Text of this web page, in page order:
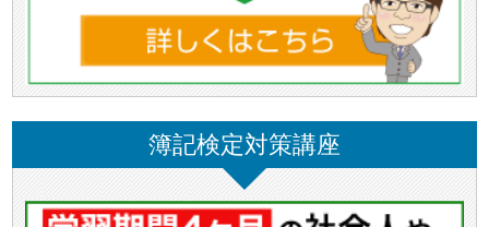
簿記検定対策講座